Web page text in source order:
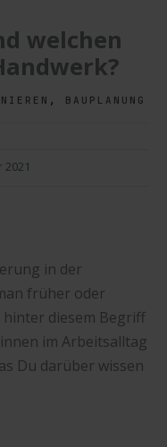
welchen
, BAUPLANUNG
2021
in der
früher oder
hinter diesem Begriff
im Arbeitsalltag
Du darüber wissen